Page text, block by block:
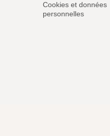
Cookies et données
personnelles